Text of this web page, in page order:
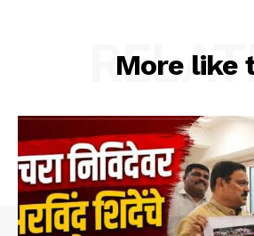
More like